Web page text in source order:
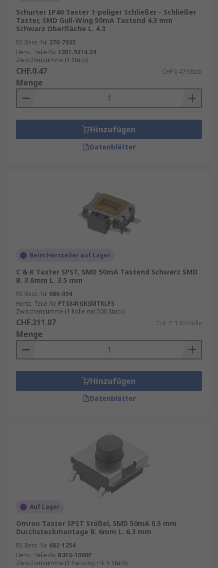
Schurter IP40 Taster 1-poliger Schließer - Schließer
Taster, SMD Gull-Wing 50mA Tastend 4.3 mm
Schwarz Oberfläche L. 4.3
RS Best.-Nr. 270-7935
Herst. Teile-Nr. 1301.9314.24
Zwischensumme (1 Stück)
CHF.0.47 CHF.0.47/Stück
Menge
Hinzufügen
Datenblätter
Beim Hersteller auf Lager
C & K Taster SPST, SMD 50mA Tastend Schwarz SMD
B. 3.6mm L. 3.5 mm
RS Best.-Nr. 686-094
Herst. Teile-Nr. PTS841GKSMTRLFS
Zwischensumme (1 Rolle mit 500 Stück)
CHF.211.07 CHF.211.07/Rolle
Menge
Hinzufügen
Datenblätter
Auf Lager
Omron Taster SPST Stößel, SMD 50mA 0.5 mm
Durchsteckmontage B. 6mm L. 6.3 mm
RS Best.-Nr. 682-1254
Herst. Teile-Nr. B3FS-1000P
Zwischensumme (1 Packung mit 5 Stück)